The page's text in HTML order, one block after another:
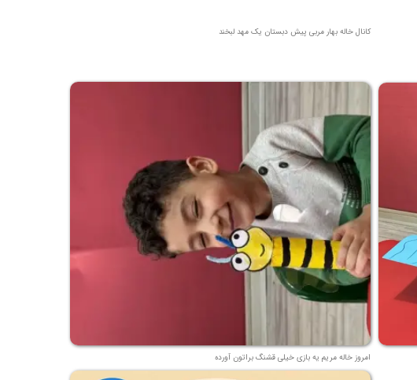
کانال خاله بهار مربی پیش دبستان یک مهد لبخند
امروز خاله مریم یه بازی خیلی قشنگ براتون آورده